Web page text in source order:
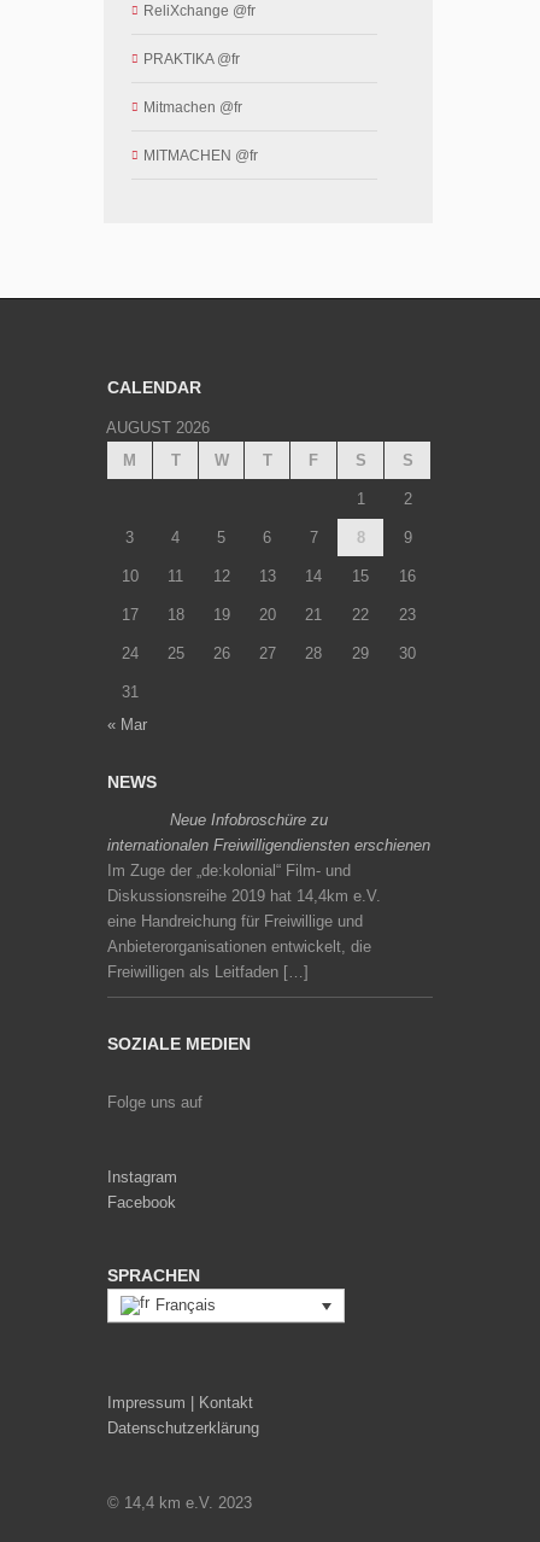
ReliXchange @fr
PRAKTIKA @fr
Mitmachen @fr
MITMACHEN @fr
CALENDAR
AUGUST 2026
M
T W T F S S
1 2
3 4 5 6 7 8 9
10 11 12 13 14 15 16
17 18 19 20 21 22 23
24 25 26 27 28 29 30
31
« Mar
NEWS
Neue Infobroschüre zu
internationalen Freiwilligendiensten erschienen
Im Zuge der „de:kolonial“ Film- und
Diskussionsreihe 2019 hat 14,4km e.V.
eine Handreichung für Freiwillige und
Anbieterorganisationen entwickelt, die
Freiwilligen als Leitfaden […]
SOZIALE MEDIEN
Folge uns auf
Instagram
Facebook
SPRACHEN
Français
Impressum | Kontakt
Datenschutzerklärung
© 14,4 km e.V. 2023